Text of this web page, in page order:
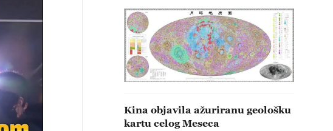
Kina objavila ažuriranu geološku
kartu celog Meseca